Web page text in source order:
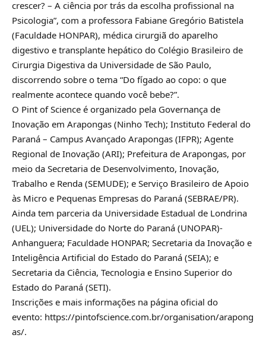
crescer? – A ciência por trás da escolha profissional na
Psicologia”, com a professora Fabiane Gregório Batistela
(Faculdade HONPAR), médica cirurgiã do aparelho
digestivo e transplante hepático do Colégio Brasileiro de
Cirurgia Digestiva da Universidade de São Paulo,
discorrendo sobre o tema “Do fígado ao copo: o que
realmente acontece quando você bebe?”.
O Pint of Science é organizado pela Governança de
Inovação em Arapongas (Ninho Tech); Instituto Federal do
Paraná – Campus Avançado Arapongas (IFPR); Agente
Regional de Inovação (ARI); Prefeitura de Arapongas, por
meio da Secretaria de Desenvolvimento, Inovação,
Trabalho e Renda (SEMUDE); e Serviço Brasileiro de Apoio
às Micro e Pequenas Empresas do Paraná (SEBRAE/PR).
Ainda tem parceria da Universidade Estadual de Londrina
(UEL); Universidade do Norte do Paraná (UNOPAR)-
Anhanguera; Faculdade HONPAR; Secretaria da Inovação e
Inteligência Artificial do Estado do Paraná (SEIA); e
Secretaria da Ciência, Tecnologia e Ensino Superior do
Estado do Paraná (SETI).
Inscrições e mais informações na página oficial do
evento: https://pintofscience.com.br/organisation/arapong
as/.